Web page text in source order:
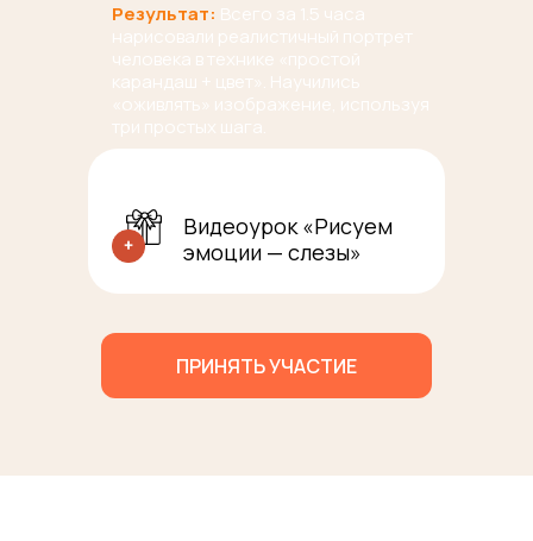
ПРИНЯТЬ УЧАСТИЕ
Видеоурок «Рисуем
эмоции — слезы»
Результат: Всего за 1.5 часа
нарисовали реалистичный портрет
человека в технике «простой
карандаш + цвет». Научились
«оживлять» изображение, используя
три простых шага.